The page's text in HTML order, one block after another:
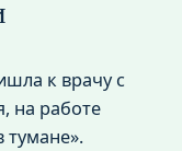
к врачу с
на работе
тумане».